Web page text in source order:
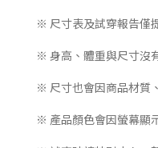
※ 尺寸表及試穿報告僅
※ 身高、體重與尺寸沒
※ 尺寸也會因商品材質
※ 產品顏色會因螢幕顯